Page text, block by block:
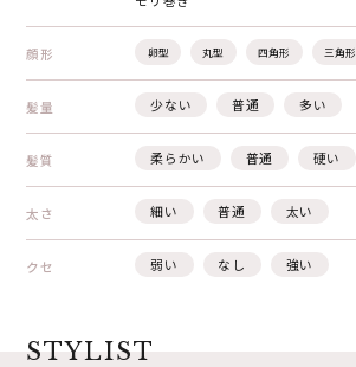
顔形 卵型 丸型 四角形 三角形
髪量 少ない 普通 多い
髪質 柔らかい 普通 硬い
太さ 細い 普通 太い
クセ 弱い なし 強い
STYLIST